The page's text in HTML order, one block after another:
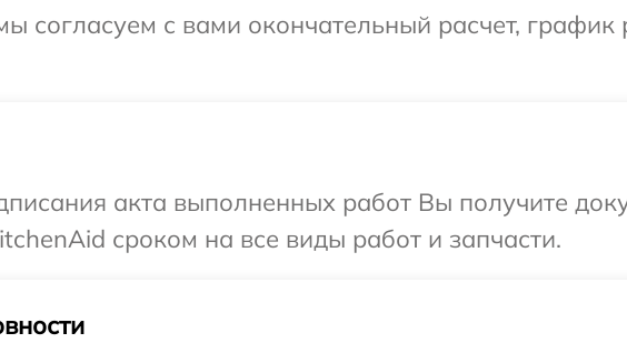
согласуем с вами окончательный расчет, график
акта выполненных работ Вы получите
сроком на все виды работ и запчасти.